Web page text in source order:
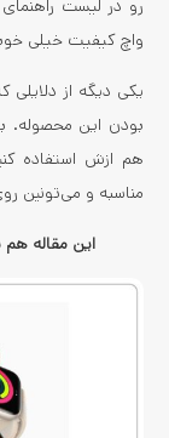
رو در لیست
واچ کیفیت خیلی
هم ازش استفاده
مناسبه و می‌تونین
این مقاله هم